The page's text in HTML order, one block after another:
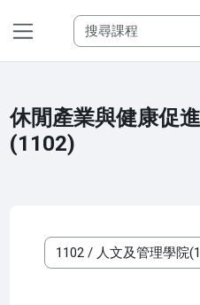
休閒產業與健康促
(1102)
課程類別